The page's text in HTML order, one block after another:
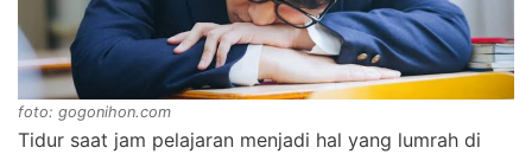
foto: gogonihon.com
Tidur saat jam pelajaran menjadi hal yang lumrah di